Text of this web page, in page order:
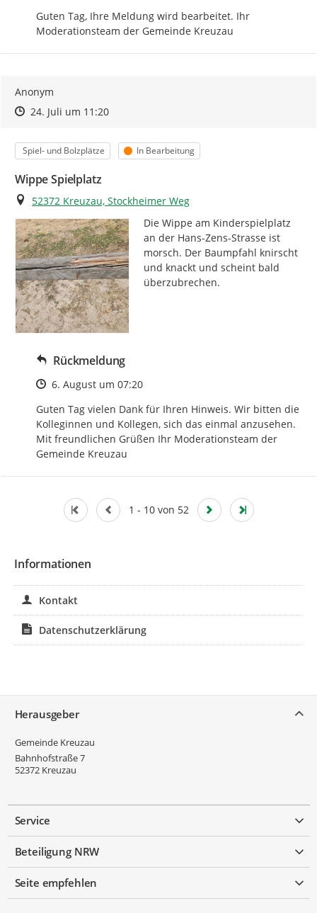
Guten Tag, Ihre Meldung wird bearbeitet. Ihr
Moderationsteam der Gemeinde Kreuzau
Anonym
Zeitpunkt des Erstellens
Zeitpunkt des Erstellens
24. Juli um 11:20Zur Äußerung
Kategorie
Spiel- und Bolzplätze Status
In Bearbeitung
Wippe Spielplatz
Ort
52372 Kreuzau, Stockheimer Weg
Die Wippe am Kinderspielplatz
an der Hans-Zens-Strasse ist
morsch. Der Baumpfahl knirscht
und knackt und scheint bald
überzubrechen.
Rückmeldung
Zeitpunkt des Erstellens
6. August um 07:20
Guten Tag vielen Dank für Ihren Hinweis. Wir bitten die
Kolleginnen und Kollegen, sich das einmal anzusehen.
Mit freundlichen Grüßen Ihr Moderationsteam der
Gemeinde Kreuzau
1 - 10 von 52
Informationen
Kontakt
Datenschutzerklärung
Herausgeber
Gemeinde Kreuzau
Bahnhofstraße 7
52372 Kreuzau
Service
Beteiligung NRW
Seite empfehlen